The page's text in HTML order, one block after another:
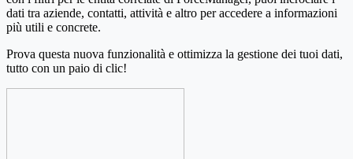
dati tra aziende, contatti, attività e altro per accedere a informazioni
più utili e concrete.
Prova questa nuova funzionalità e ottimizza la gestione dei tuoi dati,
tutto con un paio di clic!